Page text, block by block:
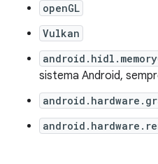
openGL
Vulkan
sistema Android,